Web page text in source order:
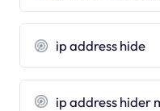
ip address hide
ip address hider